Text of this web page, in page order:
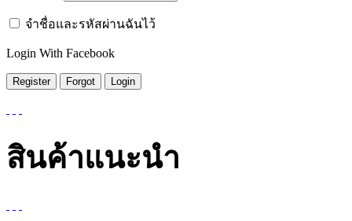
จำชื่อและรหัสผ่านฉันไว้
Login With Facebook
สินค้าแนะนำ